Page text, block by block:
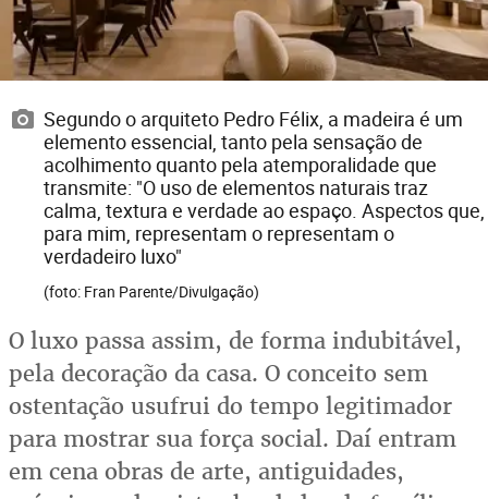
Segundo o arquiteto Pedro Félix, a madeira é um
elemento essencial, tanto pela sensação de
acolhimento quanto pela atemporalidade que
transmite: "O uso de elementos naturais traz
calma, textura e verdade ao espaço. Aspectos que,
para mim, representam o representam o
verdadeiro luxo"
(foto: Fran Parente/Divulgação)
O luxo passa assim, de forma indubitável,
pela decoração da casa. O conceito sem
ostentação usufrui do tempo legitimador
para mostrar sua força social. Daí entram
em cena obras de arte, antiguidades,